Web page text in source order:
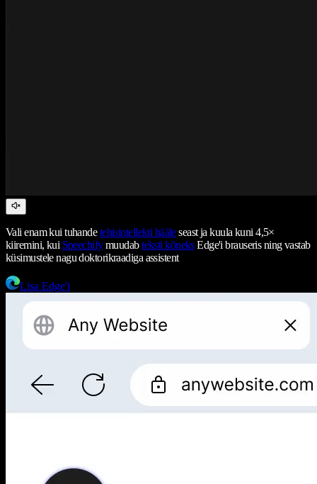
Vali enam kui tuhandetehisintellekti hääleseast ja kuula kuni 4,5×
kiiremini, kui Speechifymuudabteksti kõneksEdge'i brauseris ning vastab
küsimustele nagu doktorikraadiga assistent
Lisa Edge'i